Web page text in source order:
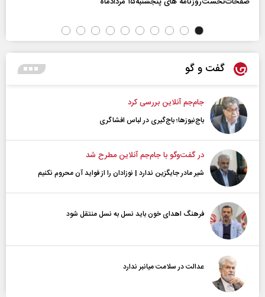
گفت و گو
جام‌جم آنلاین بررسی کرد
باج‌نیوزها؛ باج‌گیری در لباس افشاگری
در گفت‌و‌گو با جام‌جم آنلاین مطرح شد
شیر مادر جایگزین ندارد | نوزادان را از فواید آن محروم نکنیم
فرهنگ اهدای خون باید نسل به نسل منتقل شود
عدالت در سلامت میانبر ندارد